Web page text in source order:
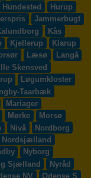
Hundested
Hurup
Jammerbugt
Kås
Kjellerup
Klarup
Læsø
Langå
Skensved
Løgumkloster
Taarbæk
Mariager
Mørke
Morsø
Nivå
Nordborg
Nordsjælland
Nyborg
Sjælland
Nyråd
NV
Odense S